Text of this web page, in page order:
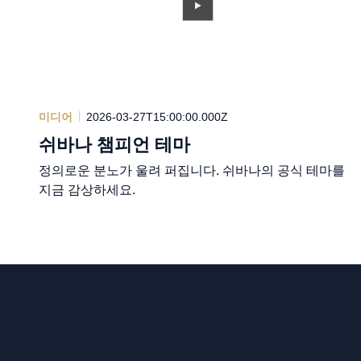
미디어 2026-03-27T15:00:00.000Z
쉬바나 챔피언 테마
정의로운 분노가 울려 퍼집니다. 쉬바나의 공식 테마를
지금 감상하세요.